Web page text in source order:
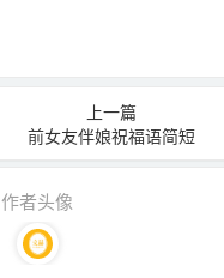
上一篇
前女友伴娘祝福语简短
作者头像